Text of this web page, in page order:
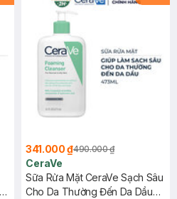
341.000 ₫490.000 ₫
CeraVe
Sữa Rửa Mặt CeraVe Sạch Sâu
Cho Da Thường Đến Da Dầu